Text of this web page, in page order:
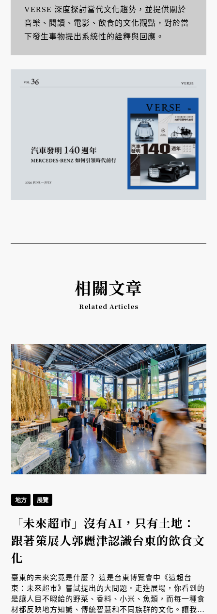
VERSE 深度探討當代文化趨勢，並提供關於
音樂、閱讀、電影、飲食的文化觀點，對於當
下發生事物提出系統性的詮釋與回應。
相關文章
Related Articles
地方 展覽
「未來超市」沒有AI，只有土地：
跟著策展人郭麗津認識台東的飲食文
化
臺東的未來究竟是什麼？ 這是台東博覽會中《這超台
東：未來超市》嘗試提出的大問題。走進展場，你看到的
是讓人目不暇給的野菜、香料、小米、魚類，而每一種食
材都反映地方知識、傳統智慧和不同族群的文化。讓我們